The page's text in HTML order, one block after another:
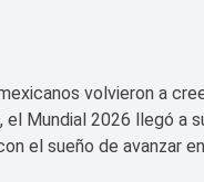
volvieron a
Mundial 2026 llegó a
el sueño de avanzar